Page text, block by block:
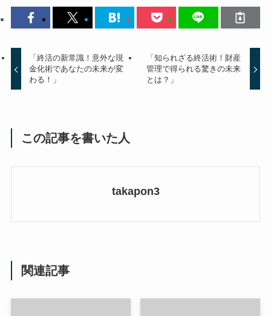
「終活の新常識！意外な現
金化術であなたの未来が変
わる！」
「知られざる終活術！財産
管理で得られる驚きの未来
とは？」
この記事を書いた人
takapon3
関連記事